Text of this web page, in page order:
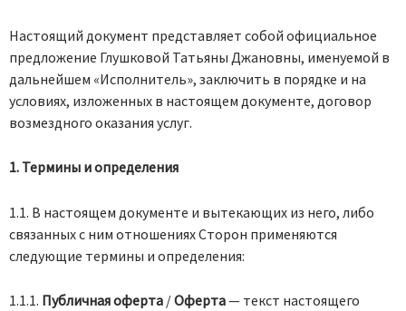
Настоящий документ представляет собой официальное
предложение Глушковой Татьяны Джановны, именуемой в
дальнейшем «Исполнитель», заключить в порядке и на
условиях, изложенных в настоящем документе, договор
возмездного оказания услуг.
1. Термины и определения
1.1. В настоящем документе и вытекающих из него, либо
связанных с ним отношениях Сторон применяются
следующие термины и определения:
1.1.1. Публичная оферта /Оферта— текст настоящего